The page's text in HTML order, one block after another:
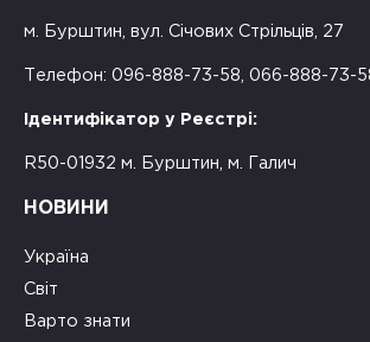
м. Бурштин, вул. Січових Стрільців, 27
Телефон: 096-888-73-58, 066-888-73-
Ідентифікатор у Реєстрі:
R50-01932 м. Бурштин, м. Галич
НОВИНИ
Україна
Світ
Варто знати